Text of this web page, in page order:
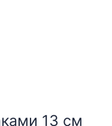
13 см